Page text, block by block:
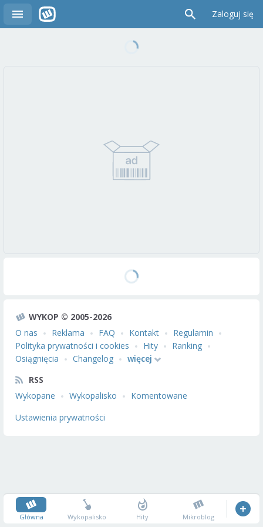
Zaloguj się
WYKOP © 2005-2026
O nas
Reklama FAQ Kontakt
Regulamin
Polityka prywatności i cookies
Hity
Ranking
Osiągnięcia
Changelog
więcej
RSS
Wykopane
Wykopalisko
Komentowane
Ustawienia prywatności
Główna Wykopalisko Hity Mikroblog